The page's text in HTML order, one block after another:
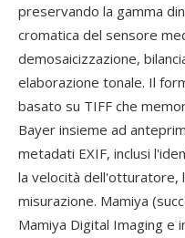
preservando la gamma
cromatica del sensore
demosaicizzazione,
elaborazione tonale. Il
basato su TIFF che
Bayer insieme ad
metadati EXIF, inclusi
la velocità dell'otturatore,
misurazione. Mamiya
Mamiya Digital Imaging e